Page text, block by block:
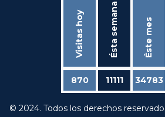
Visitas hoy Ésta semana Éste mes
870 11111 34783
© 2024. Todos los derechos